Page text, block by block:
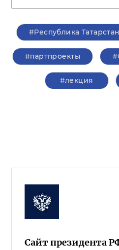
#Республика Татарстан
#партпроекты
#лекция
Сайт президента